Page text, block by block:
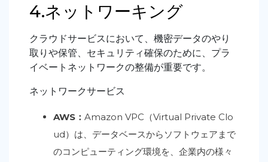
4.ネットワーキング
クラウドサービスにおいて、機密データのやり
取りや保管、セキュリティ確保のために、プラ
イベートネットワークの整備が重要です。
ネットワークサービス
AWS： Amazon VPC（Virtual Private Clo
ud）は、データベースからソフトウェアまで
のコンピューティング環境を、企業内の様々